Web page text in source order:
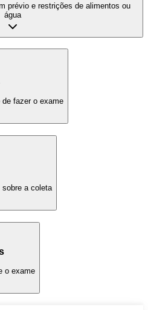
prévio e restrições de alimentos ou
água
de fazer o exame
a coleta
o exame